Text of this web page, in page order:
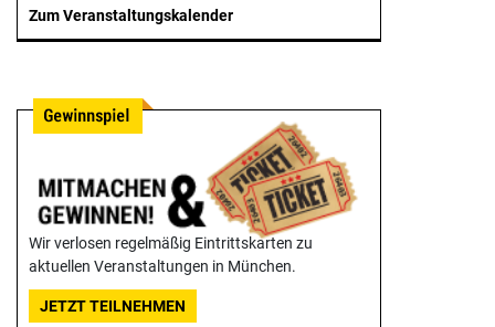
Zum Veranstaltungskalender
Wir verlosen regelmäßig Eintrittskarten zu
aktuellen Veranstaltungen in München.
JETZT TEILNEHMEN